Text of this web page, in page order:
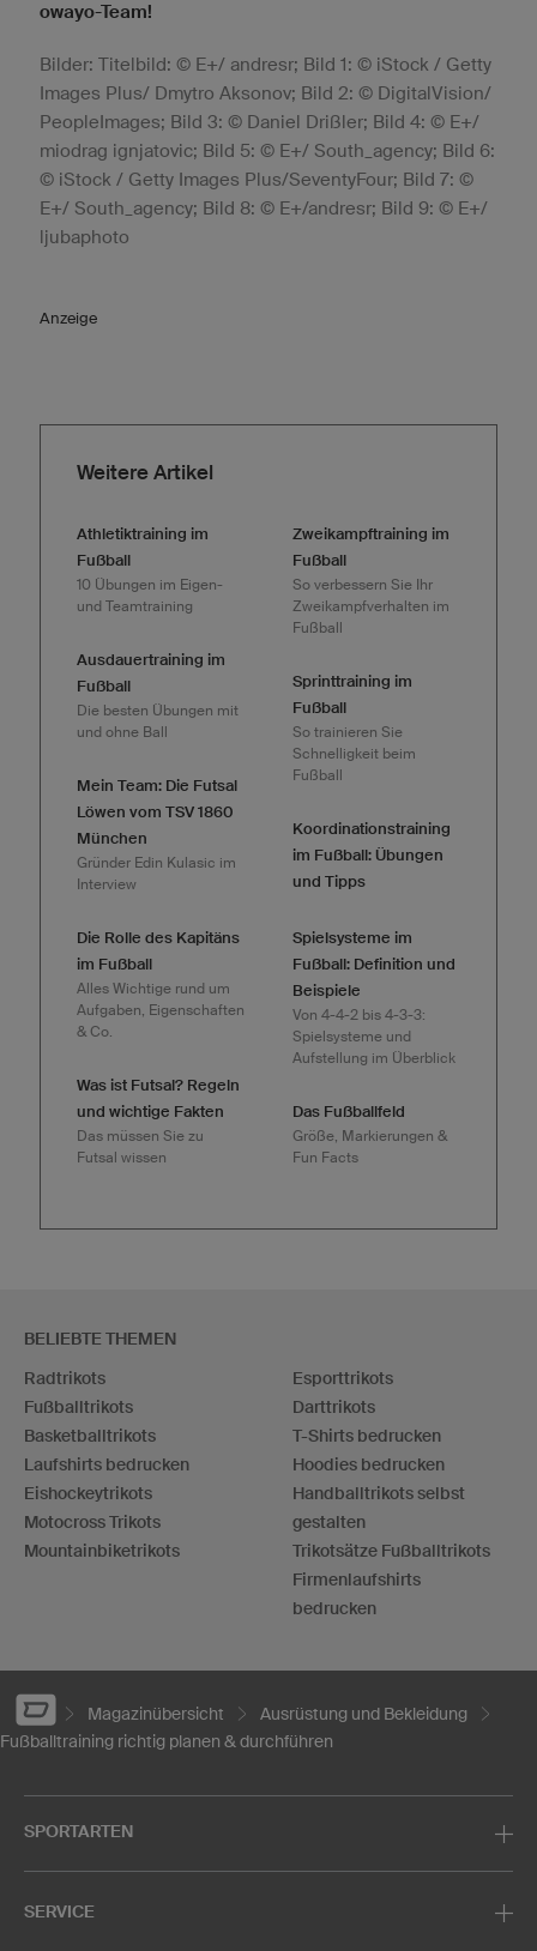
owayo-Team!
Bilder: Titelbild: © E+/ andresr; Bild 1: © iStock / Getty
Images Plus/ Dmytro Aksonov; Bild 2: © DigitalVision/
PeopleImages; Bild 3: © Daniel Drißler; Bild 4: © E+/
miodrag ignjatovic; Bild 5: © E+/ South_agency; Bild 6:
© iStock / Getty Images Plus/SeventyFour; Bild 7: ©
E+/ South_agency; Bild 8: © E+/andresr; Bild 9: © E+/
ljubaphoto
Anzeige
Weitere Artikel
Athletiktraining im
Fußball
10 Übungen im Eigen-
und Teamtraining
Ausdauertraining im
Fußball
Die besten Übungen mit
und ohne Ball
Mein Team: Die Futsal
Löwen vom TSV 1860
München
Gründer Edin Kulasic im
Interview
Die Rolle des Kapitäns
im Fußball
Alles Wichtige rund um
Aufgaben, Eigenschaften
& Co.
Was ist Futsal? Regeln
und wichtige Fakten
Das müssen Sie zu
Futsal wissen
Zweikampftraining im
Fußball
So verbessern Sie Ihr
Zweikampfverhalten im
Fußball
Sprinttraining im
Fußball
So trainieren Sie
Schnelligkeit beim
Fußball
Koordinationstraining
im Fußball: Übungen
und Tipps
Spielsysteme im
Fußball: Definition und
Beispiele
Von 4-4-2 bis 4-3-3:
Spielsysteme und
Aufstellung im Überblick
Das Fußballfeld
Größe, Markierungen &
Fun Facts
BELIEBTE THEMEN
Radtrikots
Fußballtrikots
Basketballtrikots
Laufshirts bedrucken
Eishockeytrikots
Motocross Trikots
Mountainbiketrikots
Esporttrikots
Darttrikots
T-Shirts bedrucken
Hoodies bedrucken
Handballtrikots selbst
gestalten
Trikotsätze Fußballtrikots
Firmenlaufshirts
bedrucken
Magazinübersicht
Ausrüstung und Bekleidung
Fußballtraining richtig planen & durchführen
SPORTARTEN
SERVICE